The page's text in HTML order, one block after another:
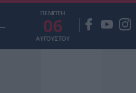
ΠΕΜΠΤΗ
06
ΑΥΓΟΥΣΤΟΥ